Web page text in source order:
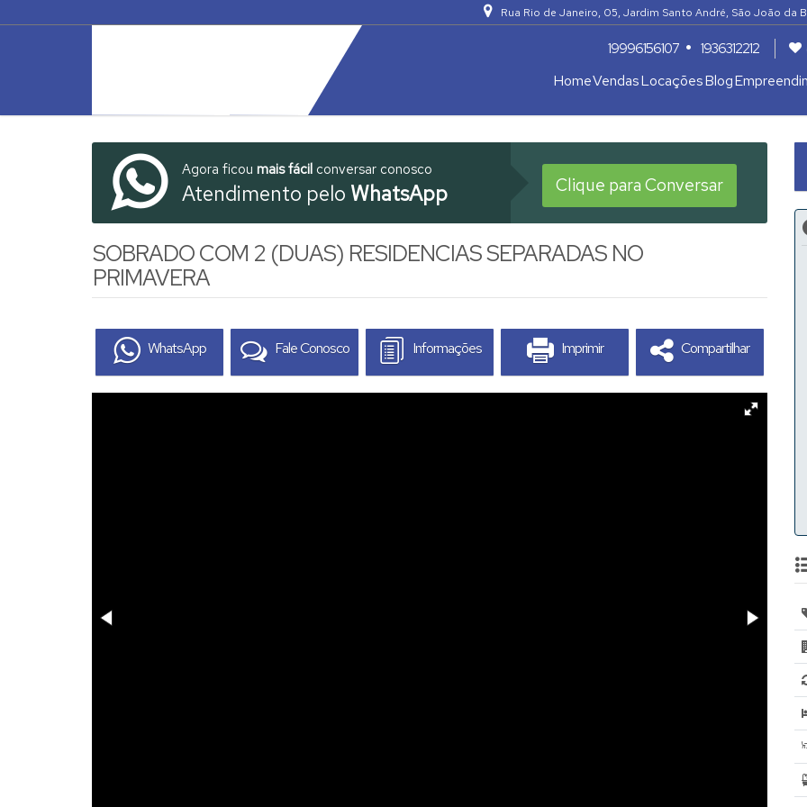
Rua Rio de Janeiro, 05, Jardim Santo André, São João da
19996156107 1936312212
Blog
Locações
Vendas
Home
Agora ficou mais fácil conversar conosco
Atendimento pelo WhatsApp Clique para Conversar
SOBRADO COM 2 (DUAS) RESIDENCIAS SEPARADAS NO
PRIMAVERA
WhatsApp Fale Conosco Informações Imprimir Compartilhar